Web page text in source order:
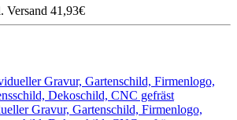
41,93€
Gravur, Gartenschild, Firmenlogo,